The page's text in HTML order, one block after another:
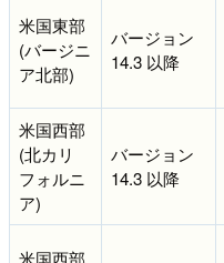
米国東部
(バージニ
ア北部)
バージョン
14.3 以降
米国西部
(北カリ
フォルニ
ア)
バージョン
14.3 以降
米国西部